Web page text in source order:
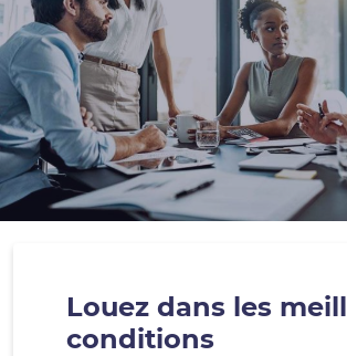
Louez dans les
conditions